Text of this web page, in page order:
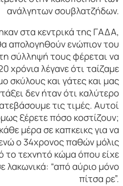
ανάλγητων σουβλατζήδων.
στα κεντρικά της ΓΑΔΑ,
απολογηθούν ενώπιον του
σύλληψή τους φέρεται να
χρόνια λέγανε ότι ταίζαμε
σκύλους και γάτες και μας
δεν ήταν ότι καλύτερο
τις τιμές. Αυτοί
ξέρετε πόσο κοστίζουν;
μέρα σε καπκεικς για να
ο 34χρονος παθών μόλις
το τεχνητό κώμα όπου είχε
λακωνικά: “από αύριο μόνο
πίτσα ρε”.